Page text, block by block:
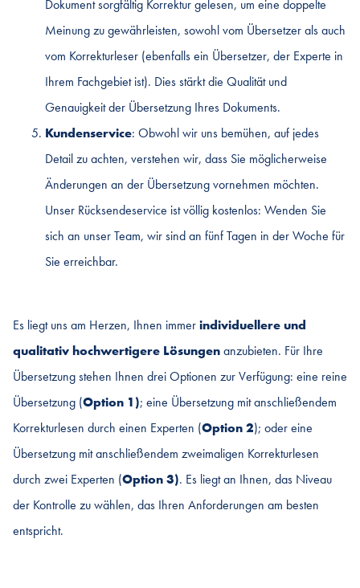
Dokument sorgfältig Korrektur gelesen, um eine doppelte
Meinung zu gewährleisten, sowohl vom Übersetzer als auch
vom Korrekturleser (ebenfalls ein Übersetzer, der Experte in
Ihrem Fachgebiet ist). Dies stärkt die Qualität und
Genauigkeit der Übersetzung Ihres Dokuments.
Kundenservice: Obwohl wir uns bemühen, auf jedes
Detail zu achten, verstehen wir, dass Sie möglicherweise
Änderungen an der Übersetzung vornehmen möchten.
Unser Rücksendeservice ist völlig kostenlos: Wenden Sie
sich an unser Team, wir sind an fünf Tagen in der Woche für
Sie erreichbar.
Es liegt uns am Herzen, Ihnen immerindividuellere und
qualitativ hochwertigere Lösungenanzubieten. Für Ihre
Übersetzung stehen Ihnen drei Optionen zur Verfügung: eine reine
Übersetzung (Option 1); eine Übersetzung mit anschließendem
Korrekturlesen durch einen Experten (Option 2); oder eine
Übersetzung mit anschließendem zweimaligen Korrekturlesen
durch zwei Experten (Option 3). Es liegt an Ihnen, das Niveau
der Kontrolle zu wählen, das Ihren Anforderungen am besten
entspricht.